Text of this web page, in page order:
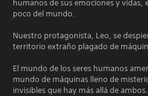
humanos de sus emociones y vidas,
poco del mundo.
Nuestro protagonista, Leo, se
territorio extraño plagado de
El mundo de los seres humanos
mundo de máquinas lleno de
invisibles que hay más allá de ambos.